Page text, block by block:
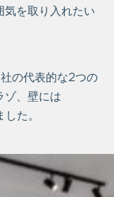
気を取り入れたい
の代表的な2つの
ゾ、壁には
た。